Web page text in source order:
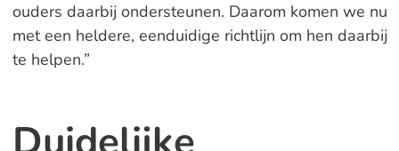
ouders daarbij ondersteunen. Daarom komen we nu
met een heldere, eenduidige richtlijn om hen daarbij
te helpen.”